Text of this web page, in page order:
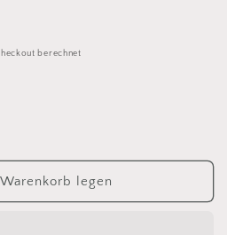
berechnet
legen